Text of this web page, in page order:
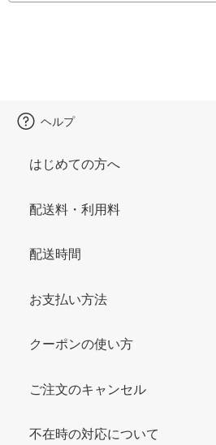
ヘルプ
はじめての方へ
配送料・利用料
配送時間
お支払い方法
クーポンの使い方
ご注文のキャンセル
不在時の対応について